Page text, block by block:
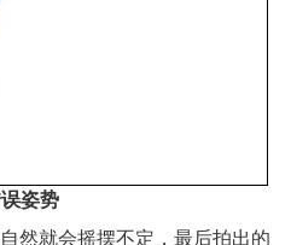
姿势
然就会摇摆不定，最后拍出的